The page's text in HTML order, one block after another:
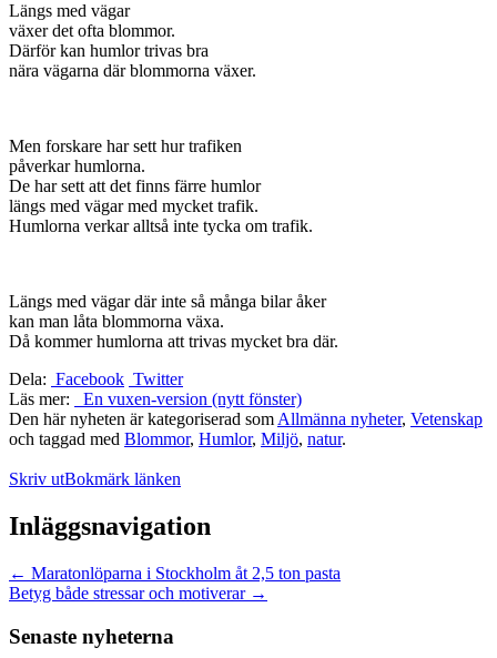
Längs med vägar
växer det ofta blommor.
Därför kan humlor trivas bra
nära vägarna där blommorna växer.
Men forskare har sett hur trafiken
påverkar humlorna.
De har sett att det finns färre humlor
längs med vägar med mycket trafik.
Humlorna verkar alltså inte tycka om trafik.
Längs med vägar där inte så många bilar åker
kan man låta blommorna växa.
Då kommer humlorna att trivas mycket bra där.
Dela: Facebook Twitter
Läs mer:
En vuxen-version (nytt fönster)
Den här nyheten är kategoriserad som Allmänna nyheter, Vetenskap
och taggad med Blommor, Humlor, Miljö, natur.
Skriv utBokmärk länken
Inläggsnavigation
← Maratonlöparna i Stockholm åt 2,5 ton pasta
Betyg både stressar och motiverar →
Senaste nyheterna